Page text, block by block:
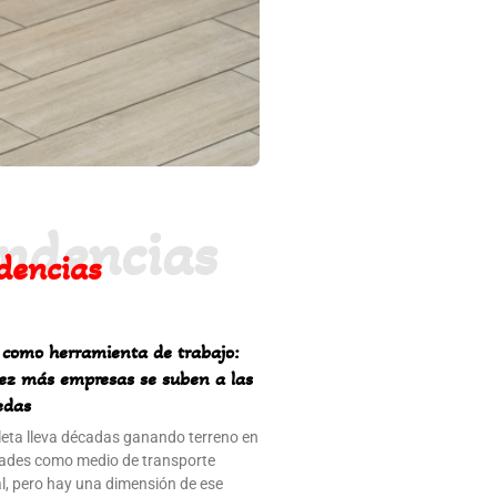
herramienta de trabajo:
más empresas se suben a las
lleva décadas ganando terreno en
como medio de transporte
pero hay una dimensión de ese